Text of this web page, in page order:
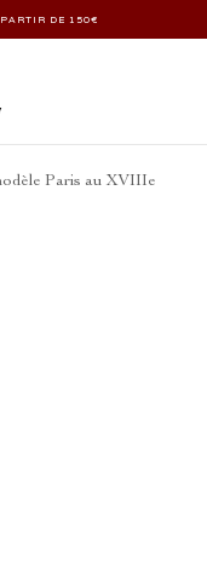
DE 150€
Paris au XVIIIe